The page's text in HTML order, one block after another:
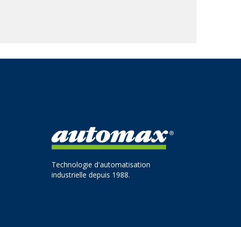
Technologie d'automatisation
industrielle depuis 1988.